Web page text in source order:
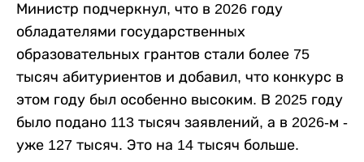
Министр подчеркнул, что в 2026 году
обладателями государственных
образовательных грантов стали более 75
тысяч абитуриентов и добавил, что конкурс в
этом году был особенно высоким. В 2025 году
было подано 113 тысяч заявлений, а в 2026-м -
уже 127 тысяч. Это на 14 тысяч больше.